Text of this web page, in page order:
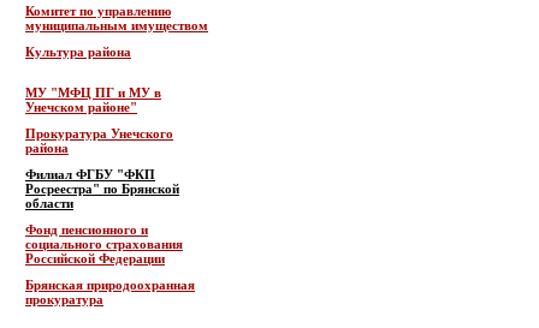
Комитет по управлению
муниципальным имуществом
Культура района
МУ "МФЦ ПГ и МУ в
Унечском районе"
Прокуратура Унечского
района
Филиал ФГБУ "ФКП
Росреестра" по Брянской
области
Фонд пенсионного и
социального страхования
Российской Федерации
Брянская природоохранная
прокуратура